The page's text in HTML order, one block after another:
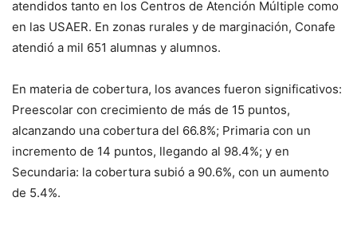
atendidos tanto en los Centros de Atención Múltiple como
en las USAER. En zonas rurales y de marginación, Conafe
atendió a mil 651 alumnas y alumnos.
En materia de cobertura, los avances fueron significativos:
Preescolar con crecimiento de más de 15 puntos,
alcanzando una cobertura del 66.8%; Primaria con un
incremento de 14 puntos, llegando al 98.4%; y en
Secundaria: la cobertura subió a 90.6%, con un aumento
de 5.4%.